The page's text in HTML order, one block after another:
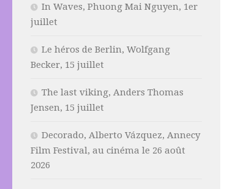
In Waves, Phuong Mai Nguyen, 1er
juillet
Le héros de Berlin, Wolfgang
Becker, 15 juillet
The last viking, Anders Thomas
Jensen, 15 juillet
Decorado, Alberto Vázquez, Annecy
Film Festival, au cinéma le 26 août
2026